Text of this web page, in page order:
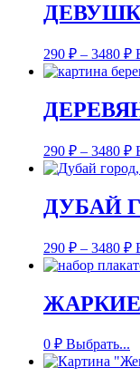
290 ₽ – 3480 ₽
290 ₽ – 3480 ₽
ДУБАЙ
290 ₽ – 3480 ₽
0 ₽ Выбрать...